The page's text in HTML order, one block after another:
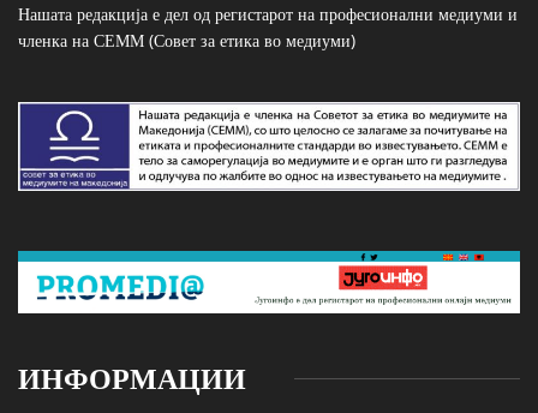
Нашата редакција е дел од регистарот на професионални медиуми и
членка на СЕММ (Совет за етика во медиуми)
ИНФОРМАЦИИ